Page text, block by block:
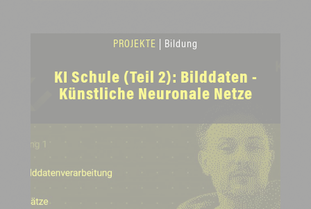
PROJEKTE | Bildung
KI Schule (Teil 2): Bilddaten -
Künstliche Neuronale Netze